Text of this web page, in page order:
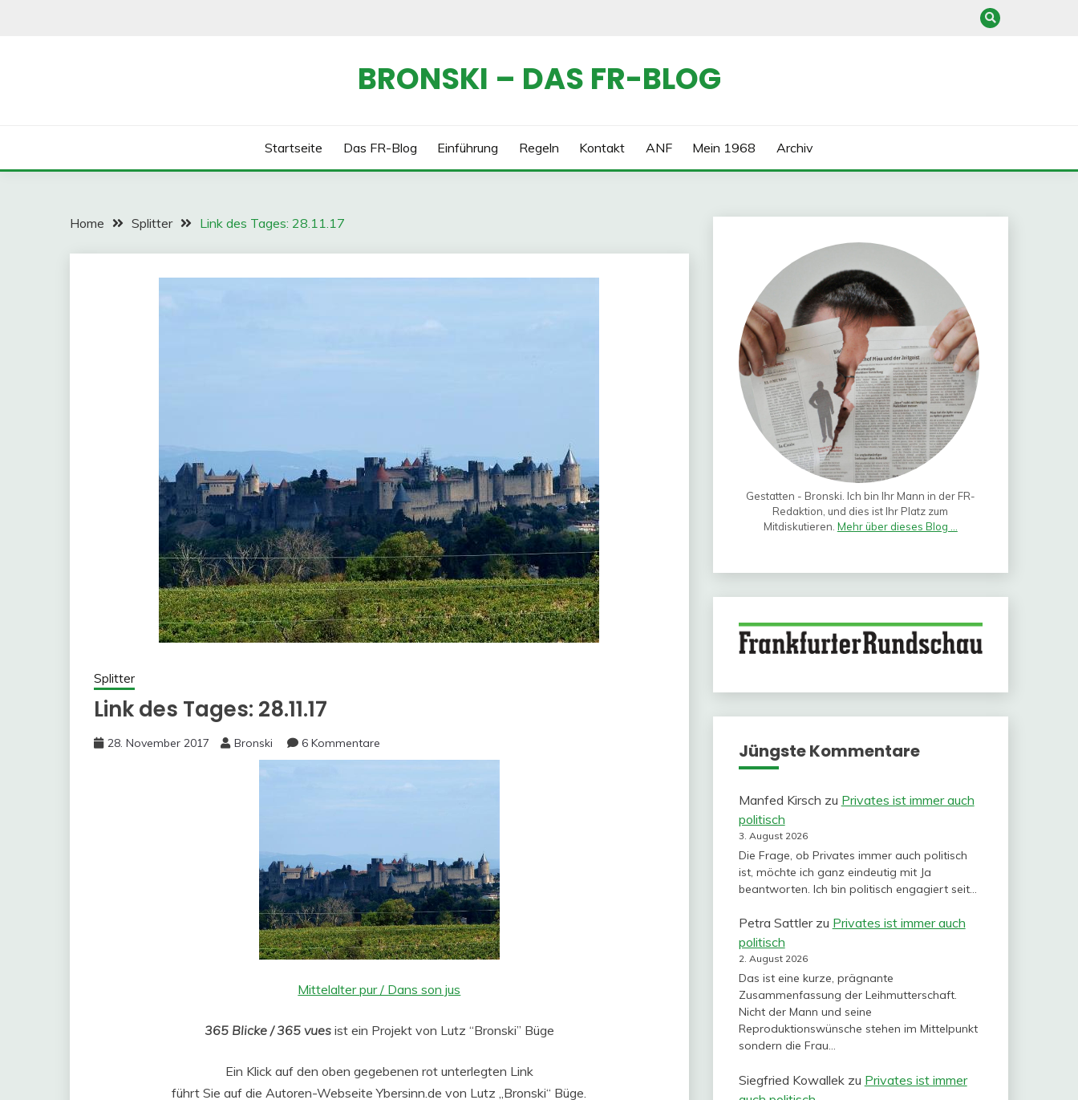
BRONSKI – DAS FR-BLOG
Startseite Das FR-Blog Einführung Regeln Kontakt ANF Mein 1968 Archiv
Home Splitter Link des Tages: 28.11.17
Splitter
Link des Tages: 28.11.17
28. November 2017 Bronski 6 Kommentare
Mittelalter pur / Dans son jus
365 Blicke / 365 vuesist ein Projekt von Lutz “Bronski” Büge
Ein Klick auf den oben gegebenen rot unterlegten Link
führt Sie auf die Autoren-Webseite Ybersinn.de von Lutz „Bronski“ Büge.
Gestatten - Bronski. Ich bin Ihr Mann in der FR-
Redaktion, und dies ist Ihr Platz zum
Mitdiskutieren. Mehr über dieses Blog ...
Jüngste Kommentare
Manfed Kirsch zu Privates ist immer auch
politisch
3. August 2026
Die Frage, ob Privates immer auch politisch
ist, möchte ich ganz eindeutig mit Ja
beantworten. Ich bin politisch engagiert seit…
Petra Sattlerzu Privates ist immer auch
politisch
2. August 2026
Das ist eine kurze, prägnante
Zusammenfassung der Leihmutterschaft.
Nicht der Mann und seine
Reproduktionswünsche stehen im Mittelpunkt
sondern die Frau…
Siegfried Kowallekzu Privates ist immer